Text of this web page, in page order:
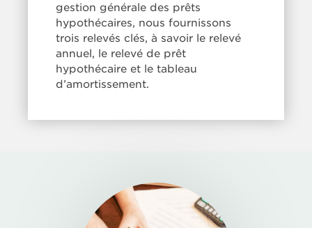
gestion générale des prêts
hypothécaires, nous fournissons
trois relevés clés, à savoir le relevé
annuel, le relevé de prêt
hypothécaire et le tableau
d’amortissement.